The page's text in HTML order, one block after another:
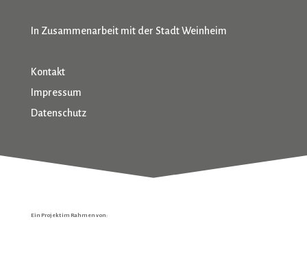
In Zusammenarbeit mit der Stadt Weinheim
Kontakt
Impressum
Datenschutz
Ein Projekt im Rahmen von: